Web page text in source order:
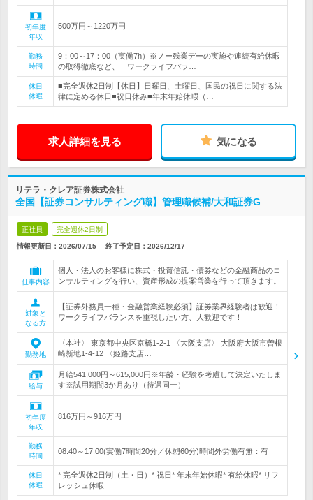
初年度
年収
500万円～1220万円
勤務
時間
9：00～17：00（実働7h）※ノー残業デーの実施や連続有給休暇
の取得徹底など、 ワークライフバラ…
休日
休暇
■完全週休2日制【休日】日曜日、土曜日、国民の祝日に関する法
律に定める休日■祝日休み■年末年始休暇（…
求人詳細を見る 気になる
リテラ・クレア証券株式会社
全国【証券コンサルティング職】管理職候補/大和証券G
正社員 完全週休2日制
情報更新日：2026/07/15 終了予定日： 2026/12/17
仕事内容
個人・法人のお客様に株式・投資信託・債券などの金融商品のコ
ンサルティングを行い、資産形成の提案営業を行って頂きます。
対象と
なる方
【証券外務員一種・金融営業経験必須】証券業界経験者は歓迎！
ワークライフバランスを重視したい方、大歓迎です！
勤務地
〈本社〉 東京都中央区京橋1-2-1 〈大阪支店〉 大阪府大阪市曽根
崎新地1-4-12 〈姫路支店…
給与
月給541,000円～615,000円※年齢・経験を考慮して決定いたしま
す※試用期間3か月あり（待遇同一）
初年度
年収
816万円～916万円
勤務
時間
08:40～17:00(実働7時間20分／休憩60分)時間外労働有無：有
休日
休暇
* 完全週休2日制（土・日）* 祝日* 年末年始休暇* 有給休暇* リフ
レッシュ休暇